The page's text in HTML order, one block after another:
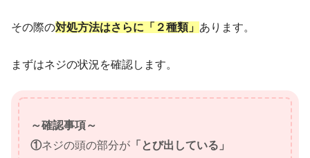
その際の対処方法はさらに「２種類」 あります。
まずはネジの状況を確認します。
～確認事項～
①ネジの頭の部分が 「とび出している」